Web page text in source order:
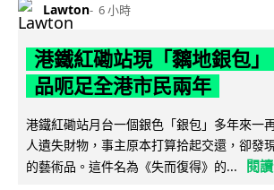
Lawton 6 小時
港鐵紅磡站現「黐地銀包
品呃足全港市民兩年
港鐵紅磡站月台一個銀色「銀包」多年來一
人遺失財物，事主原本打算拾起交還，卻發
的藝術品。這件名為《失而復得》的...
閱